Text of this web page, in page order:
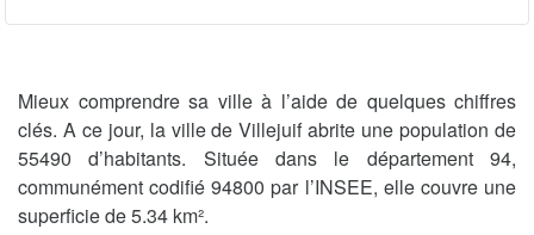
Mieux comprendre sa ville à l’aide de quelques chiffres
clés. A ce jour, la ville de Villejuif abrite une population de
55490 d’habitants. Située dans le département 94,
communément codifié 94800 par l’INSEE, elle couvre une
superficie de 5.34 km².